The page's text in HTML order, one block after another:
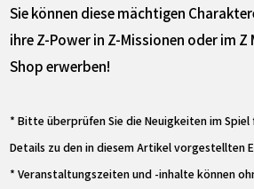
Sie können diese mächtigen
ihre Z-Power in Z-Missionen oder im Z
Shop erwerben!
* Bitte überprüfen Sie die Neuigkeiten im
Details zu den in diesem Artikel vorgestellten
* Veranstaltungszeiten und -inhalte können